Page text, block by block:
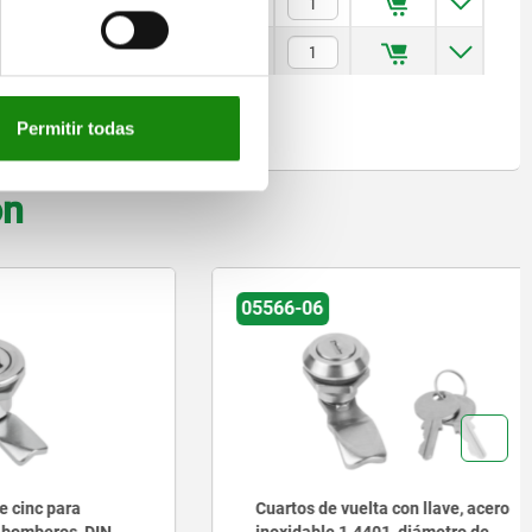
Permitir todas
05566-06
Cuartos de vuelta con llave, acero